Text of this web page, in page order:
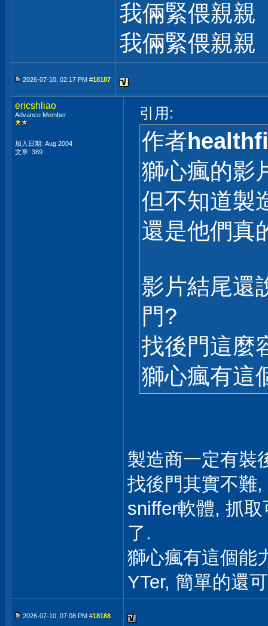
我倆緊偎親
我倆緊偎親
2026-07-10, 02:17 PM #18187
ericshliao
Advance Member
加入日期: Aug 2004
文章: 389
引用:
作者
獅心瘋的影
但不知道製
還是他們真
影片結尾還
門?
找後門這麼
獅心瘋有這
製造商一定有裝
找後門其實不難
sniffer軟體, 抓
了.
獅心瘋有這個能
YTer, 簡單的還
2026-07-10, 07:08 PM #18188